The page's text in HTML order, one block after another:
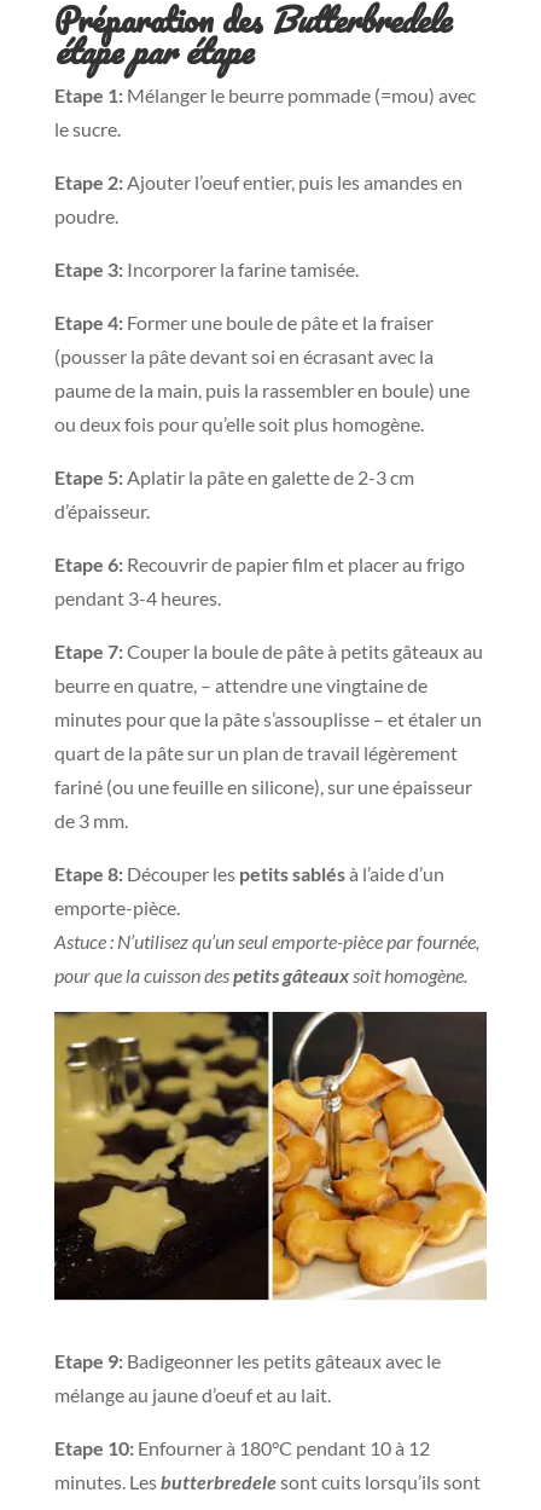
Préparation desButterbredele
étape par étape
Etape 1:Mélanger le beurre pommade (=mou) avec
le sucre.
Etape 2:Ajouter l’oeuf entier, puis les amandes en
poudre.
Etape 3:Incorporer la farine tamisée.
Etape 4:Former une boule de pâte et la fraiser
(pousser la pâte devant soi en écrasant avec la
paume de la main, puis la rassembler en boule) une
ou deux fois pour qu’elle soit plus homogène.
Etape 5:Aplatir la pâte en galette de 2-3 cm
d’épaisseur.
Etape 6:Recouvrir de papier film et placer au frigo
pendant 3-4 heures.
Etape 7:Couper la boule de pâte à petits gâteaux au
beurre en quatre, – attendre une vingtaine de
minutes pour que la pâte s’assouplisse – et étaler un
quart de la pâte sur un plan de travail légèrement
fariné (ou une feuille en silicone), sur une épaisseur
de 3 mm.
Etape 8:Découper les petits sablésà l’aide d’un
emporte-pièce.
Astuce : N’utilisez qu’un seul emporte-pièce par fournée,
pour que la cuisson despetits gâteauxsoit homogène.
Etape 9:Badigeonner les petits gâteaux avec le
mélange au jaune d’oeuf et au lait.
Etape 10:Enfourner à 180°C pendant 10 à 12
minutes. Lesbutterbredelesont cuits lorsqu’ils sont